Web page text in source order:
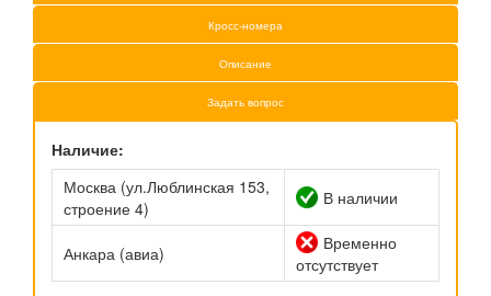
Кросс-номера
Описание
Задать вопрос
Наличие:
Москва (ул.Люблинская 153,
строение 4)
В наличии
Анкара (авиа)
Временно
отсутствует